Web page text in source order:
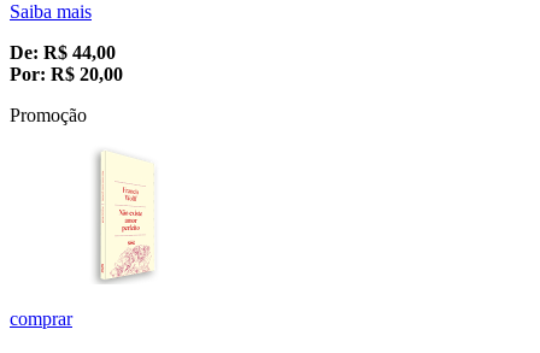
Saiba mais
De: R$ 44,00
Por: R$ 20,00
Promoção
comprar